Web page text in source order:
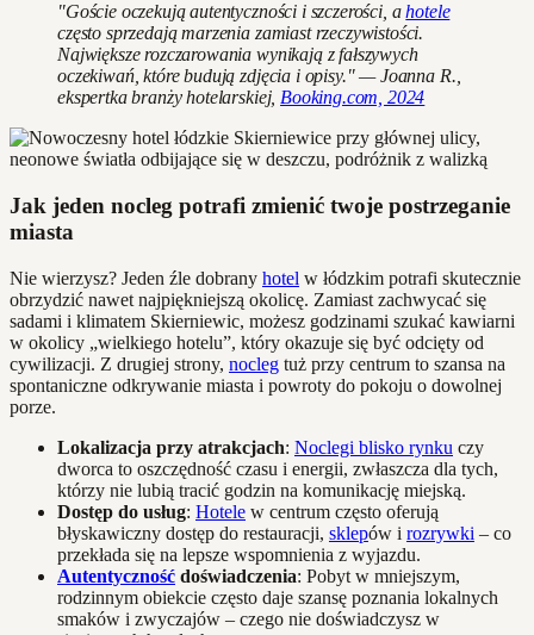
"Goście oczekują autentyczności i szczerości, ahotele
często sprzedają marzenia zamiast rzeczywistości.
Największe rozczarowania wynikają z fałszywych
oczekiwań, które budują zdjęcia i opisy." — Joanna R.,
ekspertka branży hotelarskiej, Booking.com, 2024
Jak jeden nocleg potrafi zmienić twoje postrzeganie
miasta
Nie wierzysz? Jeden źle dobrany hotel w łódzkim potrafi skutecznie
obrzydzić nawet najpiękniejszą okolicę. Zamiast zachwycać się
sadami i klimatem Skierniewic, możesz godzinami szukać kawiarni
w okolicy „wielkiego hotelu”, który okazuje się być odcięty od
cywilizacji. Z drugiej strony, nocleg tuż przy centrum to szansa na
spontaniczne odkrywanie miasta i powroty do pokoju o dowolnej
porze.
Lokalizacja przy atrakcjach: Noclegi blisko rynku czy
dworca to oszczędność czasu i energii, zwłaszcza dla tych,
którzy nie lubią tracić godzin na komunikację miejską.
Dostęp do usług: Hotele w centrum często oferują
błyskawiczny dostęp do restauracji, sklepów i rozrywki – co
przekłada się na lepsze wspomnienia z wyjazdu.
Autentyczność doświadczenia: Pobyt w mniejszym,
rodzinnym obiekcie często daje szansę poznania lokalnych
smaków i zwyczajów – czego nie doświadczysz w